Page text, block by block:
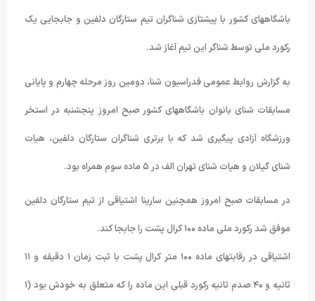
باشگاههای کشور با پیشتازی شناگران تیم ستارگان دلفین و جابجایی یک
رکورد ملی توسط شناگر این تیم آغاز شد.
به گزارش روابط عمومی فدراسیون شنا، دومین روز مرحله چهارم و پایانی
مسابقات شنای بانوان باشگاههای کشور صبح امروز پنجشنبه در استخر
ورزشگاه آزادی پیگیری شد که با برتری شناگران ستارگان دلفین، هیات
شنای گیلان و هیات شنای تهران الف در ۵ ماده سوم همراه بود.
در مسابقات صبح امروز همچنین سارینا اشتیاقی از تیم ستارگان دلفین
موفق شد رکورد ملی ماده ١۰۰ کرال پشت را جابجا کند.
اشتیاقی در رقابتهای ماده ١۰۰ متر کرال پشت با ثبت زمان ١ دقیقه و ١١
ثانیه و ۴۰ صدم ثانیه رکورد قبلی این ماده را که متعلق به خودش بود (١